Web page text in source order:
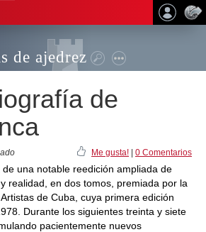
de ajedrez
de
Me gusta! 0 Comentarios
una notable reedición ampliada de
realidad, en dos tomos, premiada por la
de Cuba, cuya primera edición
Durante los siguientes treinta y siete
pacientemente nuevos